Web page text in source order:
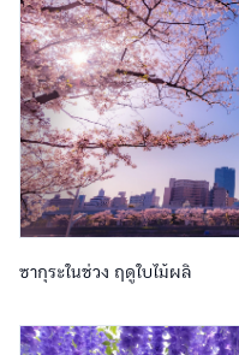
ซากุระในช่วง ฤดูใบไม้ผลิ